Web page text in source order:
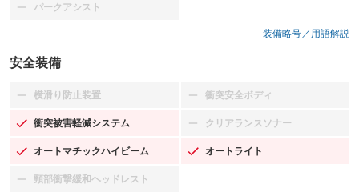
パークアシスト
：装備なし
装備略号／用語解説
安全装備
横滑り防止装置
：装備なし 衝突安全ボディ
：装備なし
衝突被害軽減システム
：装備あり クリアランスソナー
：装備なし
オートマチックハイビーム
：装備あり オートライト
：装備あり
頸部衝撃緩和ヘッドレスト
：装備なし